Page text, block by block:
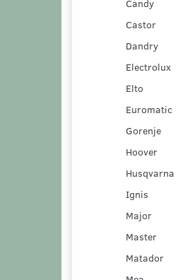
Candy
Castor
Dandry
Electrolux
Elto
Euromatic
Gorenje
Hoover
Husqvarna
Ignis
Major
Master
Matador